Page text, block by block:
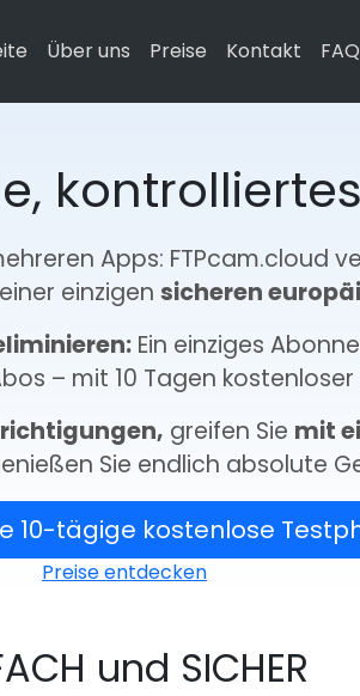
Über uns Preise Kontakt FAQ
Apps: FTPcam.cloud
einzigen sicheren
Ein einziges
– mit 10 Tagen kostenloser
greifen Sie mit
Sie endlich absolute
10-tägige kostenlose
Preise entdecken
und SICHER